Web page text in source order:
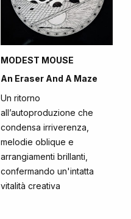
MODEST MOUSE
An Eraser And A Maze
Un ritorno
all’autoproduzione che
condensa irriverenza,
melodie oblique e
arrangiamenti brillanti,
confermando un'intatta
vitalità creativa